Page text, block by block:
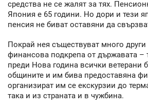
средства не се жалят за тях.
Япония е 65 години. Но дори и тези
пенсия не биват оставяни да
Покрай нея съществуват много
финансова подкрепа от държавата –
преди Нова година всички ветерани
общините и им бива предоставяна
организират им се екскурзии до
така и из страната и в чужбина.